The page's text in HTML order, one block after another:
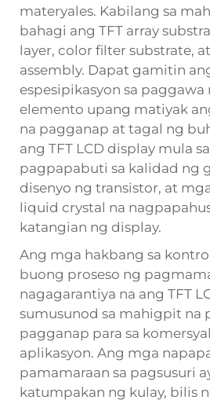
materyales. Kabilang sa
bahagi ang TFT array
layer, color filter substrate,
assembly. Dapat gamitin
espesipikasyon sa
elemento upang matiyak
na pagganap at tagal ng
ang TFT LCD display mula
pagpapabuti sa kalidad ng
disenyo ng transistor, at
liquid crystal na
katangian ng display.
Ang mga hakbang sa
buong proseso ng
nagagarantiya na ang TFT
sumusunod sa mahigpit na
pagganap para sa
aplikasyon. Ang mga
pamamaraan sa pagsusuri
katumpakan ng kulay, bilis